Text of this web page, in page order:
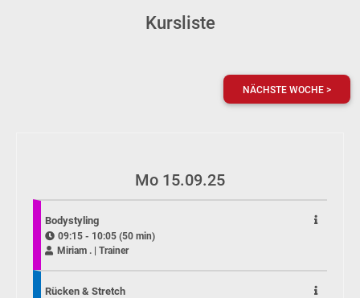
Kursliste
NÄCHSTE WOCHE >
Mo 15.09.25
Bodystyling
09:15 - 10:05 (50 min)
Miriam . | Trainer
Rücken & Stretch